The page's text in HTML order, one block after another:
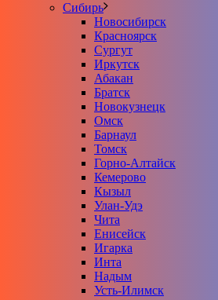
Сибирь
Новосибирск
Красноярск
Сургут
Иркутск
Абакан
Братск
Новокузнецк
Омск
Барнаул
Томск
Горно-Алтайск
Кемерово
Кызыл
Улан-Удэ
Чита
Енисейск
Игарка
Инта
Надым
Усть-Илимск